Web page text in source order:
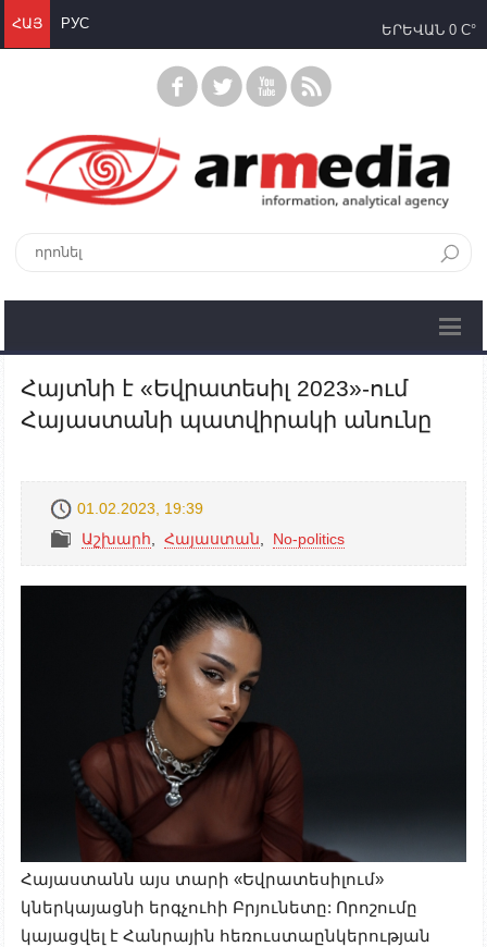
ՀԱՅ РУС ԵՐԵՎԱՆ 0 C°
Հայտնի է «Եվրատեսիլ 2023»-ում
Հայաստանի պատվիրակի անունը
01.02.2023, 19:39
Աշխարհ
Հայաստան No-politics
Հայաստանն այս տարի «Եվրատեսիլում»
կներկայացնի երգչուհի Բրյունետը: Որոշումը
կայացվել է Հանրային հեռուստաընկերության